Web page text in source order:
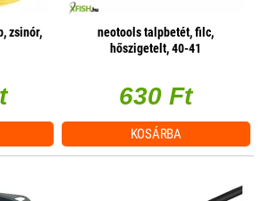
zsinór,
neotools talpbetét, filc,
hőszigetelt, 40-41
630 Ft
KOSÁRBA